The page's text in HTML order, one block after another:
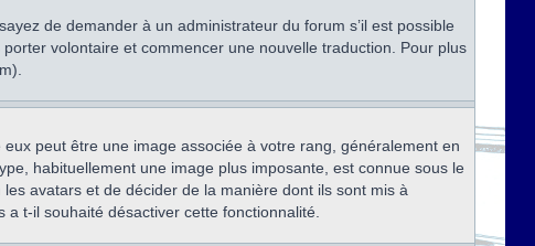
de demander à un administrateur du forum s’il est possible
volontaire et commencer une nouvelle traduction. Pour plus
eux peut être une image associée à votre rang, généralement en
habituellement une image plus imposante, est connue sous le
avatars et de décider de la manière dont ils sont mis à
t-il souhaité désactiver cette fonctionnalité.